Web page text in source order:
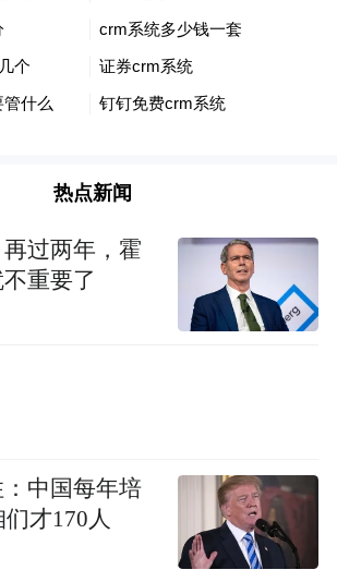
开展高层次国际教育交流合
我们培养的国际学生正更有活
、更有毅力地向世界展示南
热点新闻
过两年，霍
重要了
中国每年培
才170人